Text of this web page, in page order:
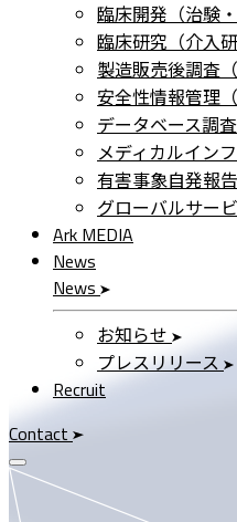
臨床開発（治験
臨床研究（介入
製造販売後調査（
安全性情報管理（
データベース調
メディカルイン
有害事象自発報告
グローバルサー
Ark MEDIA
News
News
お知らせ
プレスリリース
Recruit
Contact